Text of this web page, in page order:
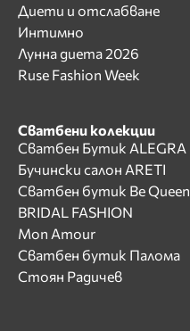
Диети и отслабване
Интимно
Лунна диета 2026
Ruse Fashion Week
Сватбени колекции
Сватбен Бутик ALEGRA
Бучински салон ARETI
Сватбен бутик Be Queen
BRIDAL FASHION
Mon Amour
Сватбен бутик Палома
Стоян Радичев